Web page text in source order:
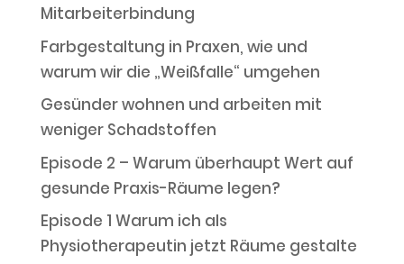
Mitarbeiterbindung
Farbgestaltung in Praxen, wie und
warum wir die „Weißfalle“ umgehen
Gesünder wohnen und arbeiten mit
weniger Schadstoffen
Episode 2 – Warum überhaupt Wert auf
gesunde Praxis-Räume legen?
Episode 1 Warum ich als
Physiotherapeutin jetzt Räume gestalte